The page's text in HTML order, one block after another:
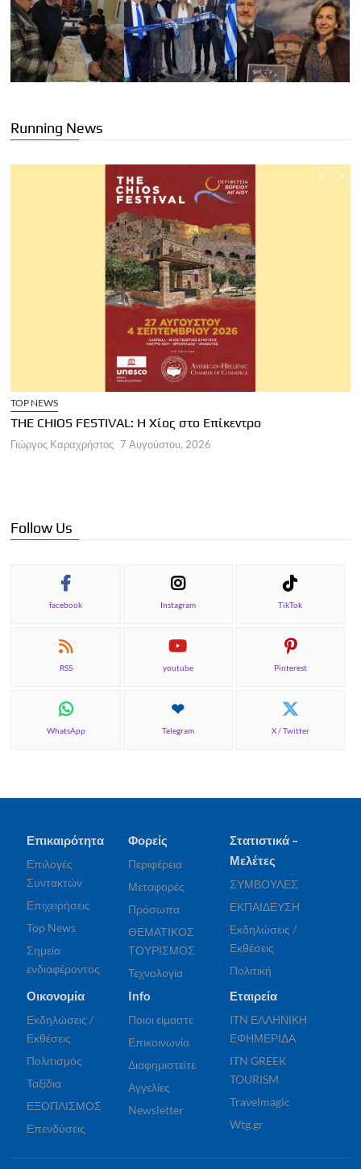
Running News
TOP NEWS
THE CHIOS FESTIVAL: Η Χίος στο Επίκεντρο
Γιώργος Καραχρήστος 7 Αυγούστου, 2026
Follow Us
facebook Instagram TikTok
RSS youtube Pinterest
WhatsApp Telegram X / Twitter
Επικαιρότητα
Επιλογές
Συντακτών
Επιχειρήσεις
Top News
Σημεία
ενδιαφέροντος
Φορείς
Περιφέρεια
Μεταφορές
Πρόσωπα
ΘΕΜΑΤΙΚΟΣ
ΤΟΥΡΙΣΜΟΣ
Τεχνολογία
Στατιστικά –
Μελέτες
ΣΥΜΒΟΥΛΕΣ
ΕΚΠΑΙΔΕΥΣΗ
Εκδηλώσεις /
Εκθέσεις
Πολιτική
Οικονομία
Εκδηλώσεις /
Εκθέσεις
Πολιτισμός
Ταξίδια
ΕΞΟΠΛΙΣΜΟΣ
Επενδύσεις
Info
Ποιοι είμαστε
Επικοινωνία
Διαφημιστείτε
Αγγελίες
Newsletter
Εταιρεία
ITN ΕΛΛΗΝΙΚΗ
ΕΦΗΜΕΡΙΔΑ
ITN GREEK
TOURISM
Travelmagic
Wtg.gr